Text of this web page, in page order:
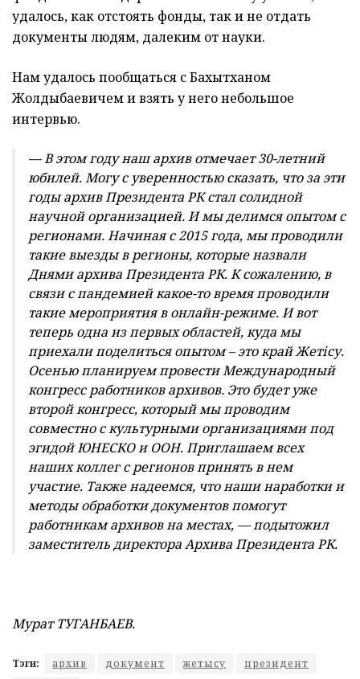
удалось, как отстоять фонды, так и не отдать
документы людям, далеким от науки.
Нам удалось пообщаться с Бахытханом
Жолдыбаевичем и взять у него небольшое
интервью.
— В этом году наш архив отмечает 30-летний
юбилей. Могу с уверенностью сказать, что за эти
годы архив Президента РК стал солидной
научной организацией. И мы делимся опытом с
регионами. Начиная с 2015 года, мы проводили
такие выезды в регионы, которые назвали
Днями архива Президента РК. К сожалению, в
связи с пандемией какое-то время проводили
такие мероприятия в онлайн-режиме. И вот
теперь одна из первых областей, куда мы
приехали поделиться опытом – это край Жетісу.
Осенью планируем провести Международный
конгресс работников архивов. Это будет уже
второй конгресс, который мы проводим
совместно с культурными организациями под
эгидой ЮНЕСКО и ООН. Приглашаем всех
наших коллег с регионов принять в нем
участие. Также надеемся, что наши наработки и
методы обработки документов помогут
работникам архивов на местах, — подытожил
заместитель директора Архива Президента РК.
Мурат ТУГАНБАЕВ.
Тэги: архив документ жетысу
президент